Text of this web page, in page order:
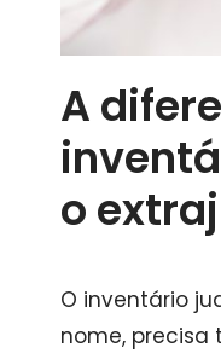
A
o
O inventário
nome,